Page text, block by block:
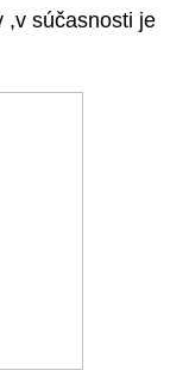
,v súčasnosti je